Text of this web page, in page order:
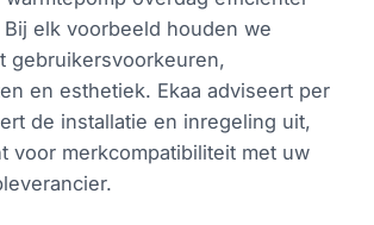
elk voorbeeld houden we
gebruikersvoorkeuren,
en esthetiek. Ekaa adviseert per
de installatie en inregeling uit,
voor merkcompatibiliteit met uw